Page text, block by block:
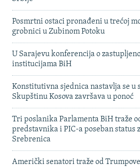
Posmrtni ostaci pronađeni u trećoj
grobnici u Zubinom Potoku
U Sarajevu konferencija o
institucijama BiH
Konstitutivna sjednica nastavlja se u
Skupštinu Kosova završava u ponoć
Tri poslanika Parlamenta BiH traže
predstavnika i PIC-a poseban status
Srebrenica
Američki senatori traže od